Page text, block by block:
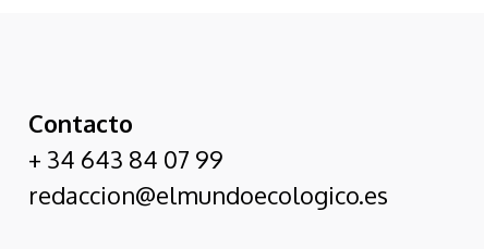
Contacto
+ 34 643 84 07 99
redaccion@elmundoecologico.es